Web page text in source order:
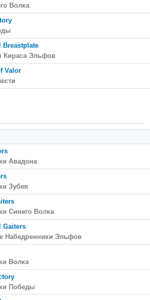
Волка
Breastplate
Кираса Эльфов
Valor
Авадона
Зубея
Синего Волка
Gaiters
Набедренники Эльфов
Волка
Победы